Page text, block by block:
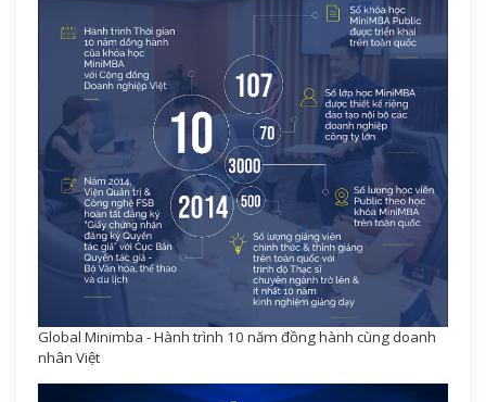
Global Minimba - Hành trình 10 năm đồng hành cùng doanh
nhân Việt